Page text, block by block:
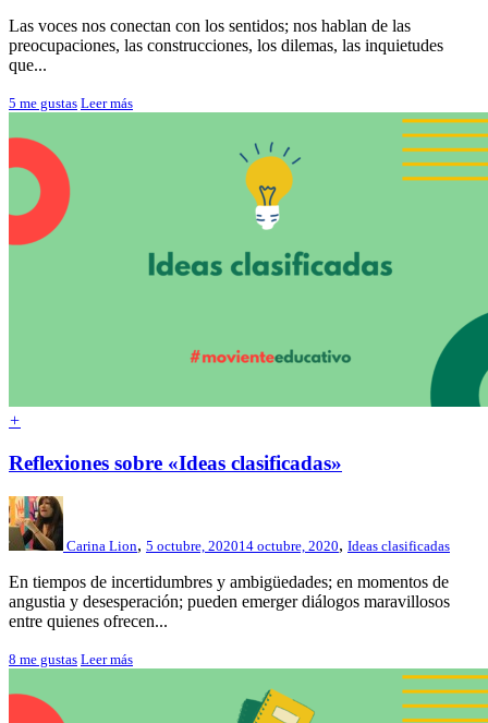
Las voces nos conectan con los sentidos; nos hablan de las
preocupaciones, las construcciones, los dilemas, las inquietudes
que...
5 me gustas Leer más
+
Reflexiones sobre «Ideas clasificadas»
Carina Lion, 5 octubre, 202014 octubre, 2020, Ideas clasificadas
En tiempos de incertidumbres y ambigüedades; en momentos de
angustia y desesperación; pueden emerger diálogos maravillosos
entre quienes ofrecen...
8 me gustas Leer más